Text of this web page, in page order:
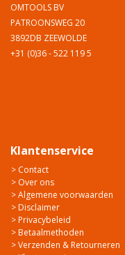
OMTOOLS BV
PATROONSWEG 20
3892DB ZEEWOLDE
+31 (0)36 - 522 119 5
Klantenservice
> Contact
> Over ons
> Algemene voorwaarden
> Disclaimer
> Privacybeleid
> Betaalmethoden
> Verzenden & Retourneren